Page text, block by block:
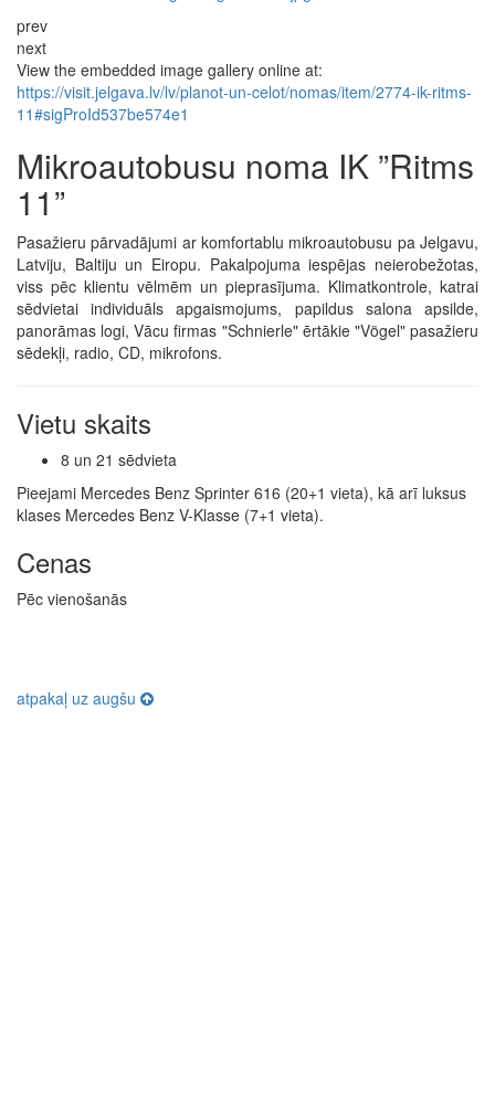
prev
next
View the embedded image gallery online at:
https://visit.jelgava.lv/lv/planot-un-celot/nomas/item/2774-ik-ritms-
11#sigProId537be574e1
Mikroautobusu noma IK ”Ritms
11”
Pasažieru pārvadājumi ar komfortablu mikroautobusu pa Jelgavu,
Latviju, Baltiju un Eiropu. Pakalpojuma iespējas neierobežotas,
viss pēc klientu vēlmēm un pieprasījuma. Klimatkontrole, katrai
sēdvietai individuāls apgaismojums, papildus salona apsilde,
panorāmas logi, Vācu firmas "Schnierle" ērtākie "Vögel" pasažieru
sēdekļi, radio, CD, mikrofons.
Vietu skaits
8 un 21 sēdvieta
Pieejami Mercedes Benz Sprinter 616 (20+1 vieta), kā arī luksus
klases Mercedes Benz V-Klasse (7+1 vieta).
Cenas
Pēc vienošanās
atpakaļ uz augšu